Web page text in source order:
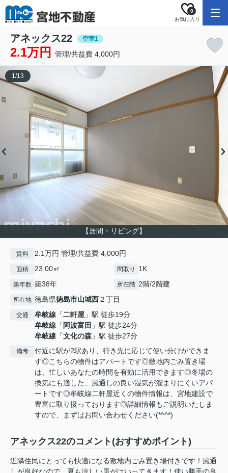
お気に入り
0
アネックス22 空室1
2.1万円 管理/共益費 4,000円
【居間・リビング】
1/13
賃料 2.1万円 管理/共益費 4,000円
面積 23.00㎡ 間取り 1K
築年数 築38年 所在階 2階/2階建
所在地 徳島県徳島市山城西２丁目
交通 牟岐線 「二軒屋 」駅 徒歩19分
牟岐線 「 阿波富田 」駅 徒歩24分
牟岐線 「文化の森 」駅 徒歩27分
備考
付近に駅が2駅あり、行き先に応じて使い分けができま
す◎こちらの物件はアパートです◎敷地内ごみ置き場
は、忙しいあなたの時間を有効に活用できます◎冬場の
換気にも適した、風通しの良い湿気が溜まりにくいアパ
ートです◎牟岐線二軒屋近くの物件情報は、宮地建設で
豊富に取り扱っております◎詳細情報もご説明いたしま
すので、まずはお問い合わせください(*^^*)
アネックス22のコメント(おすすめポイント)
近隣住民にとっても快適になる敷地内ごみ置き場付きです！風通